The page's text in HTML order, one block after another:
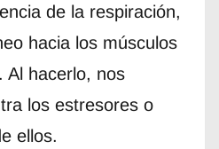
de la respiración,
hacia los músculos
Al hacerlo, nos
los estresores o
ellos.